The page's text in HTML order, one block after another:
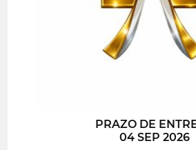
PRAZO DE
04 SEP 2026